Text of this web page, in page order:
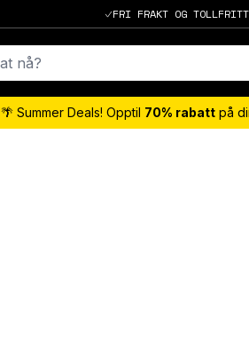
FRI FRAKT OG TOLLFRITT
🌴 Summer Deals! Opptil 70% rabattpå